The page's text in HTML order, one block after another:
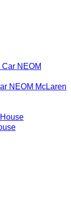
NEOM McLaren